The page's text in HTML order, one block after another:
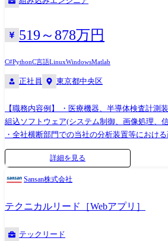
テムコントロールユニット(DCU)の制御仕様・プログ
519～878万円
C#PythonC言語LinuxWindowsMatlab
正社員 東京都中央区
【職務内容例】 ・医療機器、半導体検査計測
組込ソフトウェア(システム制御、画像処理、
・全社横断部門での当社の分析装置等におけ
の開発、およびそれを活用したソリューション
ステム技術と関連ソフトウェアの開発(開発環境:ROS) ●変更
クとは】 当社は安定的な経営基盤を誇る日立
と商社の機能を併せ持つ稀有な企業であり、製
を一貫して手掛けることであらゆる顧客ニーズ
ています。「見る・測る・分析する」のコア
詳細を見る
Sansan株式会社
テクニカルリード［Webアプリ］
テックリード